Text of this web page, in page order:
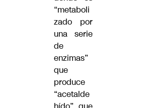
“metaboli
zado por
una serie
de
enzimas”
que
produce
“acetalde